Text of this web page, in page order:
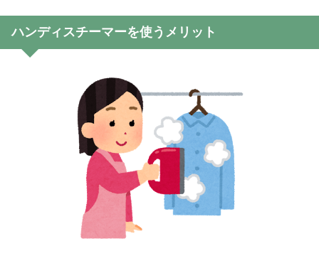
ハンディスチーマーを使うメリット